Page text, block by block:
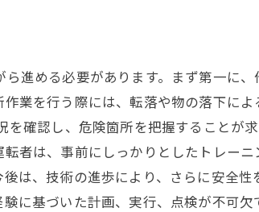
進める必要があります。まず第一に、
業を行う際には、転落や物の落下に
確認し、危険箇所を把握することが
者は、事前にしっかりとしたトレーニ
は、技術の進歩により、さらに安全
に基づいた計画、実行、点検が不可欠